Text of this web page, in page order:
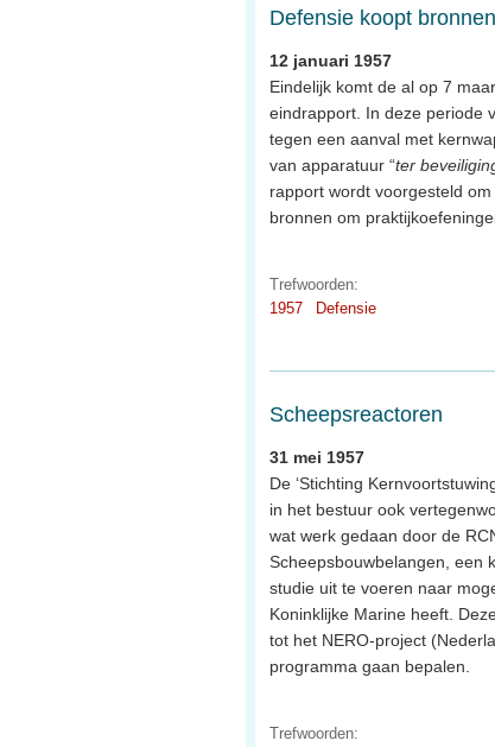
Defensie koopt
12 januari 1957
Eindelijk komt de al op 7
eindrapport. In deze periode
tegen een aanval met
van apparatuur “ter
rapport wordt voorgesteld
bronnen om
Trefwoorden:
1957
Defensie
Scheepsreactoren
31 mei 1957
De ‘Stichting
in het bestuur ook
wat werk gedaan door de
Scheepsbouwbelangen, een
studie uit te voeren naar
Koninklijke Marine heeft.
tot het NERO-project
programma gaan bepalen.
Trefwoorden: